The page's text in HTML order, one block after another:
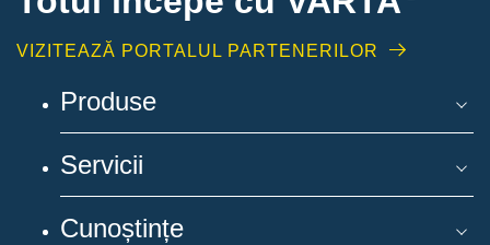
VIZITEAZĂ PORTALUL PARTENERILOR
Produse
Servicii
Cunoștințe